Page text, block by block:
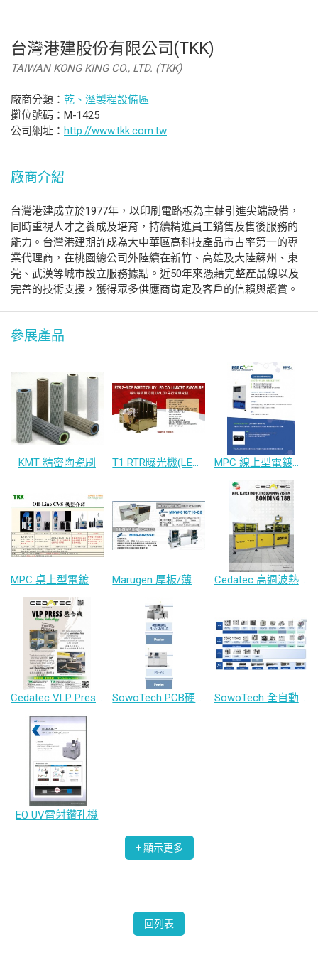
台灣港建股份有限公司(TKK)
TAIWAN KONG KING CO., LTD. (TKK)
廠商分類： 乾、溼製程設備區
攤位號碼：M-1425
公司網址： http://www.tkk.com.tw
廠商介紹
台灣港建成立於1977年，以印刷電路板為主軸引進尖端設備，
同時重視人才之養成及培育，持續精進員工銷售及售後服務的
能力。台灣港建期許成為大中華區高科技產品市占率第一的專
業代理商，在桃園總公司外陸續在新竹、高雄及大陸蘇州、東
莞、武漢等城市設立服務據點。近50年來憑藉完整產品線以及
完善的技術支援，獲得眾多供應商肯定及客戶的信賴與讚賞。
參展產品
KMT 精密陶瓷刷 T1 RTR曝光機(LED燈源) MPC 線上型電鍍液分析儀
MPC 桌上型電鍍添加液分析儀 Marugen 厚板/薄板刷磨機 / 砂帶研磨機 Cedatec 高週波熱熔機
Cedatec VLP Press 壓合機 SowoTech PCB硬板撕膜机 / 載板-撕膜機 SowoTech 全自動薄板/寬板/大板/軟板載板真空壓膜機/載板動滾輪壓膜機
EO UV雷射鑽孔機
回列表